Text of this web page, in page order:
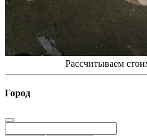
Рассчитываем
Город